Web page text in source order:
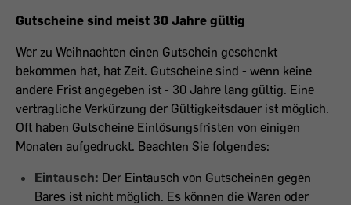
Gutscheine sind meist 30 Jahre gültig
Wer zu Weihnachten einen Gutschein geschenkt
bekommen hat, hat Zeit. Gutscheine sind - wenn keine
andere Frist angegeben ist - 30 Jahre lang gültig. Eine
vertragliche Verkürzung der Gültigkeitsdauer ist möglich.
Oft haben Gutscheine Einlösungsfristen von einigen
Monaten aufgedruckt. Beachten Sie folgendes:
Eintausch: Der Eintausch von Gutscheinen gegen
Bares ist nicht möglich. Es können die Waren oder